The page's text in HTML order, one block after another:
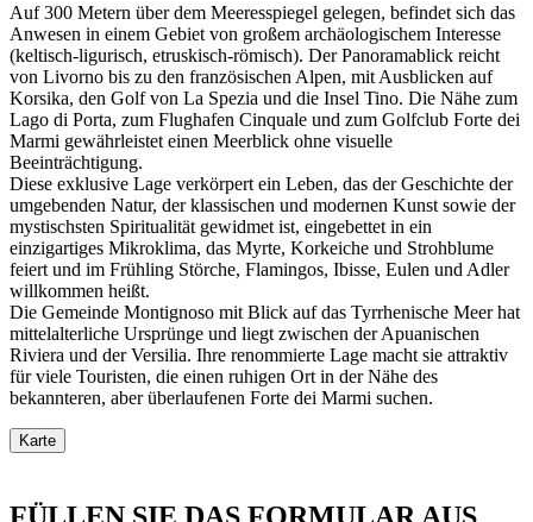
Auf 300 Metern über dem Meeresspiegel gelegen, befindet sich das
Anwesen in einem Gebiet von großem archäologischem Interesse
(keltisch-ligurisch, etruskisch-römisch). Der Panoramablick reicht
von Livorno bis zu den französischen Alpen, mit Ausblicken auf
Korsika, den Golf von La Spezia und die Insel Tino. Die Nähe zum
Lago di Porta, zum Flughafen Cinquale und zum Golfclub Forte dei
Marmi gewährleistet einen Meerblick ohne visuelle
Beeinträchtigung.
Diese exklusive Lage verkörpert ein Leben, das der Geschichte der
umgebenden Natur, der klassischen und modernen Kunst sowie der
mystischsten Spiritualität gewidmet ist, eingebettet in ein
einzigartiges Mikroklima, das Myrte, Korkeiche und Strohblume
feiert und im Frühling Störche, Flamingos, Ibisse, Eulen und Adler
willkommen heißt.
Die Gemeinde Montignoso mit Blick auf das Tyrrhenische Meer hat
mittelalterliche Ursprünge und liegt zwischen der Apuanischen
Riviera und der Versilia. Ihre renommierte Lage macht sie attraktiv
für viele Touristen, die einen ruhigen Ort in der Nähe des
bekannteren, aber überlaufenen Forte dei Marmi suchen.
Karte
FÜLLEN SIE DAS FORMULAR AUS